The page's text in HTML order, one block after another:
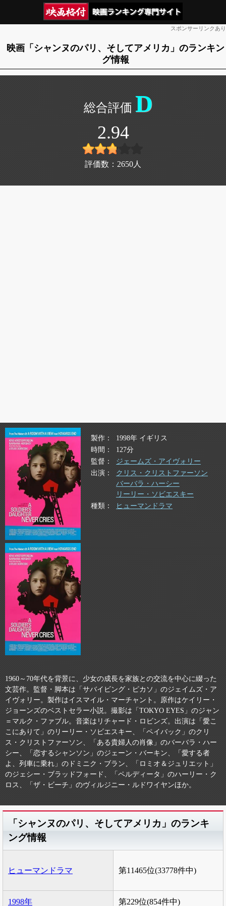
スポンサーリンクあり
映画「シャンヌのパリ、そしてアメリカ」のランキン
グ情報
D
2.94
評価数： 2650 人
製作
1998年 イギリス
時間
127分
監督
ジェームズ・アイヴォリー
出演
クリス・クリストファーソン
バーバラ・ハーシー
リーリー・ソビエスキー
種類
ヒューマンドラマ
1960～70年代を背景に、少女の成長を家族との交流を中心に綴った
文芸作。監督・脚本は「サバイビング・ピカソ」のジェイムズ・ア
イヴォリー。製作はイスマイル・マーチャント。原作はケイリー・
ジョーンズのベストセラー小説。撮影は「TOKYO EYES」のジャン
＝マルク・ファブル。音楽はリチャード・ロビンズ。出演は「愛こ
こにありて」のリーリー・ソビエスキー、「ペイバック」のクリ
ス・クリストファーソン、「ある貴婦人の肖像」のバーバラ・ハー
シー、「恋するシャンソン」のジェーン・バーキン、「愛する者
よ、列車に乗れ」のドミニク・ブラン、「ロミオ＆ジュリエット」
のジェシー・ブラッドフォード、「ペルディータ」のハーリー・ク
ロス、「ザ・ビーチ」のヴィルジニー・ルドワイヤンほか。
「シャンヌのパリ、そしてアメリカ」のランキ
ング情報
ヒューマンドラマ 第11465位(33778件中)
1998年 第229位(854件中)